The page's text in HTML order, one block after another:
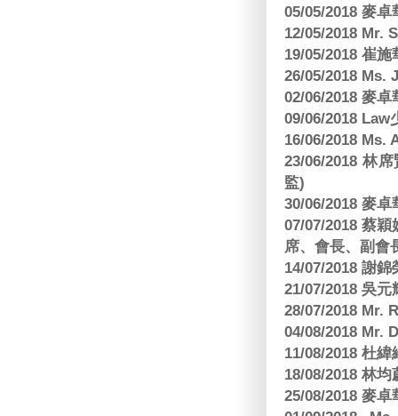
05/05/2018 麥
12/05/2018 Mr.
19/05/2018 崔
26/05/2018 Ms.
02/06/2018 麥
09/06/2018 Law
16/06/2018 Ms.
23/06/2018 林
監)
30/06/2018 麥
07/07/2018 蔡
席、會長、副會
14/07/2018 謝
21/07/2018 吳元
28/07/2018 Mr.
04/08/2018 Mr.
11/08/2018 杜
18/08/2018 林
25/08/2018 麥